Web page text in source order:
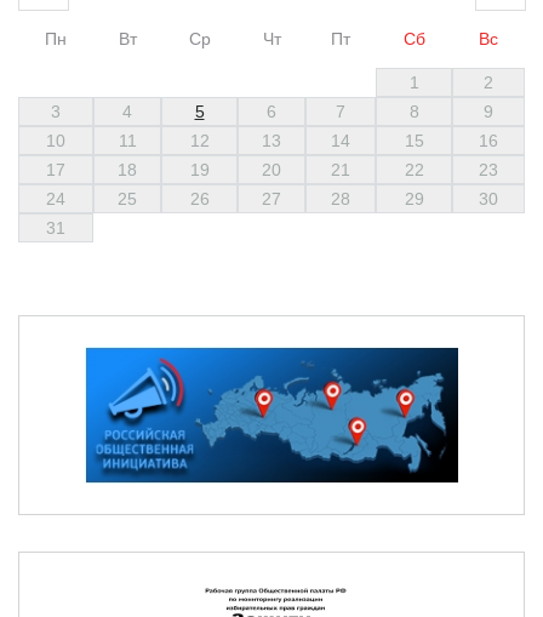
Пн Вт Ср Чт Пт Сб Вс
1
2
3
4 5 6 7 8
9
10
11 12 13 14 15
16
17
18 19 20 21 22
23
24
25 26 27 28 29
30
31